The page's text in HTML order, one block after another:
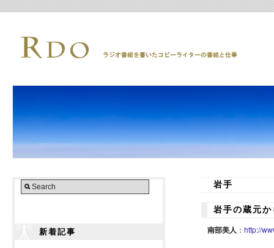
新着記事
岩手
岩手の蔵元
南部美人 ： http://